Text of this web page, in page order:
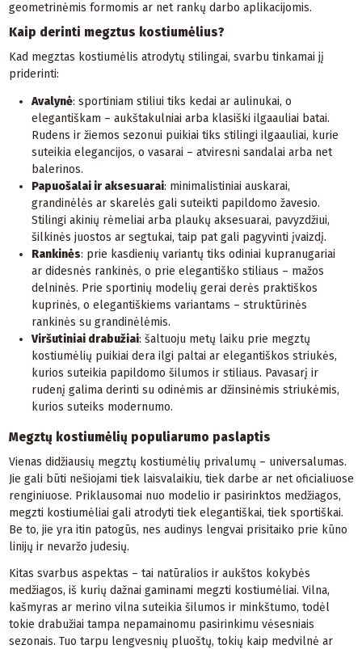
geometrinėmis formomis ar net rankų darbo aplikacijomis.
Kaip derinti megztus kostiumėlius?
Kad megztas kostiumėlis atrodytų stilingai, svarbu tinkamai jį
priderinti:
Avalynė: sportiniam stiliui tiks kedai ar aulinukai, o
elegantiškam – aukštakulniai arba klasiški ilgaauliai batai.
Rudens ir žiemos sezonui puikiai tiks stilingi ilgaauliai, kurie
suteikia elegancijos, o vasarai – atviresni sandalai arba net
balerinos.
Papuošalai ir aksesuarai: minimalistiniai auskarai,
grandinėlės ar skarelės gali suteikti papildomo žavesio.
Stilingi akinių rėmeliai arba plaukų aksesuarai, pavyzdžiui,
šilkinės juostos ar segtukai, taip pat gali pagyvinti įvaizdį.
Rankinės: prie kasdienių variantų tiks odiniai kupranugariai
ar didesnės rankinės, o prie elegantiško stiliaus – mažos
delninės. Prie sportinių modelių gerai derės praktiškos
kuprinės, o elegantiškiems variantams – struktūrinės
rankinės su grandinėlėmis.
Viršutiniai drabužiai: šaltuoju metų laiku prie megztų
kostiumėlių puikiai dera ilgi paltai ar elegantiškos striukės,
kurios suteikia papildomo šilumos ir stiliaus. Pavasarį ir
rudenį galima derinti su odinėmis ar džinsinėmis striukėmis,
kurios suteiks modernumo.
Megztų kostiumėlių populiarumo paslaptis
Vienas didžiausių megztų kostiumėlių privalumų – universalumas.
Jie gali būti nešiojami tiek laisvalaikiu, tiek darbe ar net oficialiuose
renginiuose. Priklausomai nuo modelio ir pasirinktos medžiagos,
megzti kostiumėliai gali atrodyti tiek elegantiškai, tiek sportiškai.
Be to, jie yra itin patogūs, nes audinys lengvai prisitaiko prie kūno
linijų ir nevaržo judesių.
Kitas svarbus aspektas – tai natūralios ir aukštos kokybės
medžiagos, iš kurių dažnai gaminami megzti kostiumėliai. Vilna,
kašmyras ar merino vilna suteikia šilumos ir minkštumo, todėl
tokie drabužiai tampa nepamainomu pasirinkimu vėsesniais
sezonais. Tuo tarpu lengvesnių pluoštų, tokių kaip medvilnė ar